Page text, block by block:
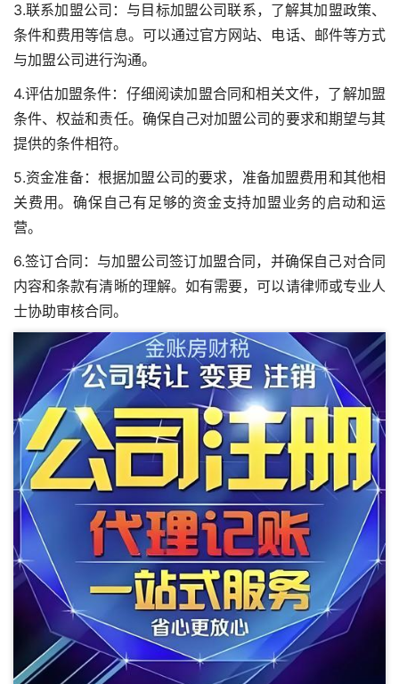
3.联系加盟公司：与目标加盟公司联系，了解其加盟政策、
条件和费用等信息。可以通过官方网站、电话、邮件等方式
与加盟公司进行沟通。
4.评估加盟条件：仔细阅读加盟合同和相关文件，了解加盟
条件、权益和责任。确保自己对加盟公司的要求和期望与其
提供的条件相符。
5.资金准备：根据加盟公司的要求，准备加盟费用和其他相
关费用。确保自己有足够的资金支持加盟业务的启动和运
营。
6.签订合同：与加盟公司签订加盟合同，并确保自己对合同
内容和条款有清晰的理解。如有需要，可以请律师或专业人
士协助审核合同。